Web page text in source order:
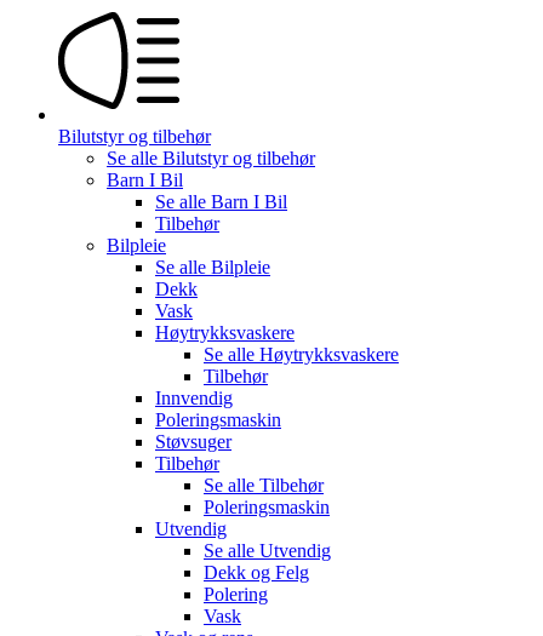
Bilutstyr og tilbehør
Se alle Bilutstyr og tilbehør
Barn I Bil
Se alle Barn I Bil
Tilbehør
Bilpleie
Se alle Bilpleie
Dekk
Vask
Høytrykksvaskere
Se alle Høytrykksvaskere
Tilbehør
Innvendig
Poleringsmaskin
Støvsuger
Tilbehør
Se alle Tilbehør
Poleringsmaskin
Utvendig
Se alle Utvendig
Dekk og Felg
Polering
Vask